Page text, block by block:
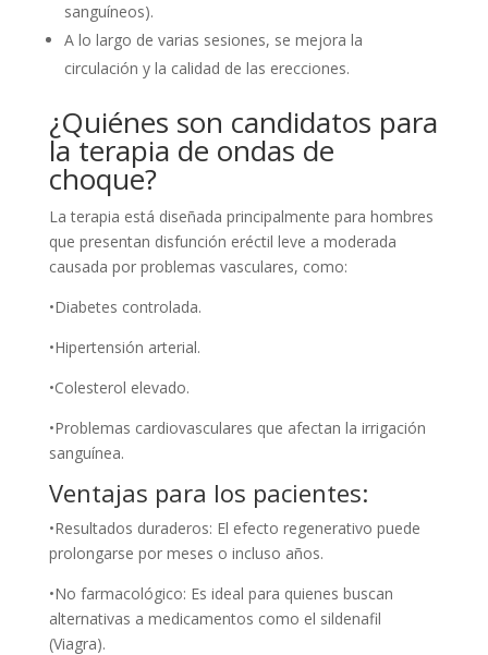
sanguíneos).
A lo largo de varias sesiones, se mejora la
circulación y la calidad de las erecciones.
¿Quiénes son candidatos para
la terapia de ondas de
choque?
La terapia está diseñada principalmente para hombres
que presentan disfunción eréctil leve a moderada
causada por problemas vasculares, como:
•Diabetes controlada.
•Hipertensión arterial.
•Colesterol elevado.
•Problemas cardiovasculares que afectan la irrigación
sanguínea.
Ventajas para los pacientes:
•Resultados duraderos: El efecto regenerativo puede
prolongarse por meses o incluso años.
•No farmacológico: Es ideal para quienes buscan
alternativas a medicamentos como el sildenafil
(Viagra).